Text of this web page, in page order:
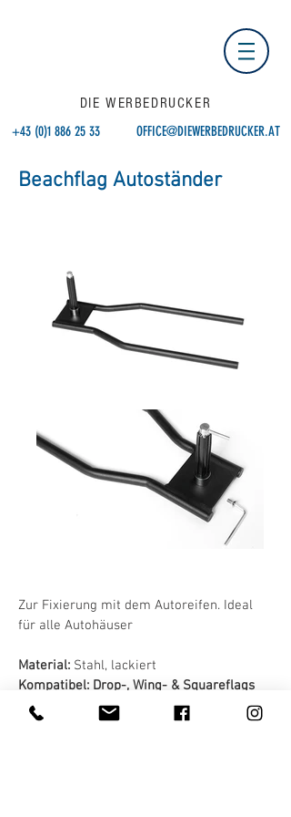
DIE WERBEDRUCKER
+43 (0)1 886 25 33
OFFICE@DIEWERBEDRUCKER.AT
Beachflag Autoständer
Zur Fixierung mit dem Autoreifen. Ideal
für alle Autohäuser
Material: Stahl, lackiert
Kompatibel: Drop-, Wing- & Squareflags
für alle Größen